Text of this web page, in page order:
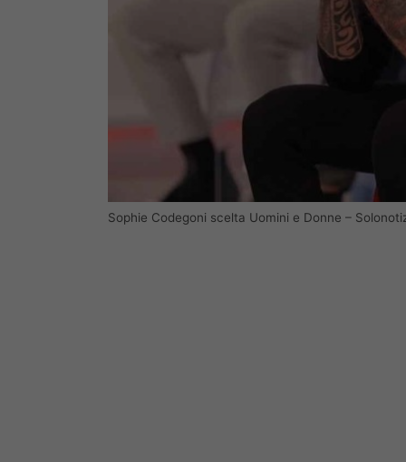
Sophie Codegoni scelta Uomini e Donne –